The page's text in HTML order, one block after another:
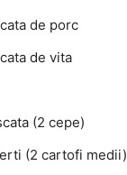
de porc
de vita
(2 cepe)
(2 cartofi medii)